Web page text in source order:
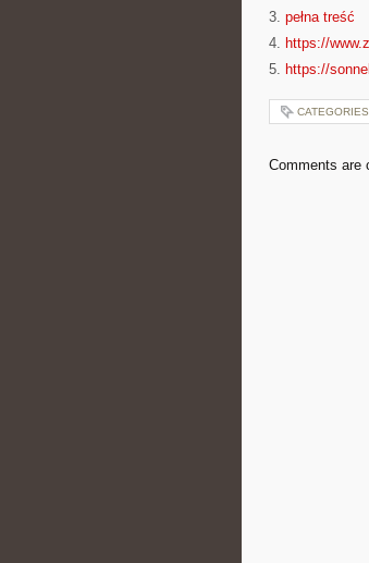
3. pełna treść
4. https://
5. https://
Comments are